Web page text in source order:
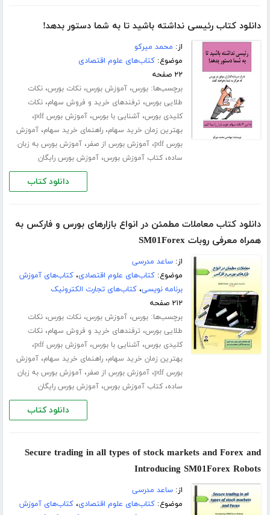
دانلود کتاب رئیسی نداشته باشید تا به شما دستور بدهد!
از: محمد میرکو
موضوع:کتاب‌های علوم اقتصادی
۲۲ صفحه
برچسب‌ها:بورس،آموزش بورس،نکات بورس،نکات
طلایی بورس، ترفندهای خرید و فروش سهام،نکات
کلیدی بورس،آشنایی با بورس،آموزش بورس pdf ،
بهترین زمان خرید سهام،راهنمای خرید سهام،آموزش
بورس pdf
،آموزش بورس از صفر،آموزش بورس به زبان
ساده،کتاب آموزش بورس،آموزش بورس رایگان
دانلود کتاب
دانلود کتاب معاملات مطمئن در انواع بازارهای بورس و فارکس به
همراه معرفی روبات SM01Forex
از:ساعد مدرسی
موضوع:کتاب‌های علوم اقتصادی،کتاب‌های آموزش
برنامه نویسی،کتاب‌های تجارت الکترونیک
۲۱۲ صفحه
برچسب‌ها:بورس،آموزش بورس،نکات بورس،نکات
طلایی بورس، ترفندهای خرید و فروش سهام،نکات
کلیدی بورس،آشنایی با بورس،آموزش بورس pdf ،
بهترین زمان خرید سهام،راهنمای خرید سهام،آموزش
بورس pdf
،آموزش بورس از صفر،آموزش بورس به زبان
ساده،کتاب آموزش بورس،آموزش بورس رایگان
دانلود کتاب
Secure trading in all types of stock markets and Forex and
Introducing SM01Forex Robots
از:ساعد مدرسی
موضوع:کتاب‌های علوم اقتصادی،کتاب‌های آموزش